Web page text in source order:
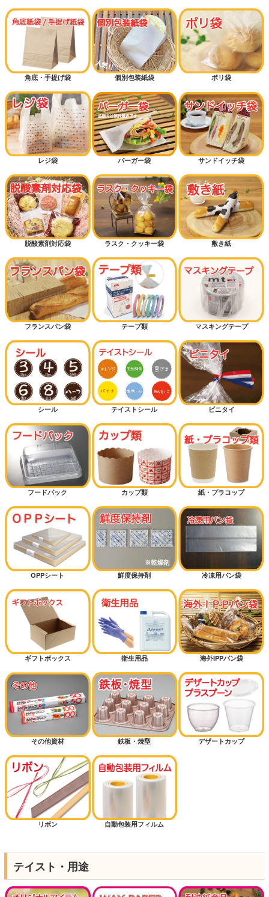
角底・手提げ袋 個別包装紙袋 ポリ袋
レジ袋 バーガー袋 サンドイッチ袋
脱酸素剤対応袋 ラスク・クッキー袋 敷き紙
フランスパン袋 テープ類 マスキングテープ
シール テイストシール ビニタイ
フードパック カップ類 紙・プラコップ
OPPシート 鮮度保持剤 冷凍用パン袋
ギフトボックス 衛生用品 海外IPPパン袋
その他資材 鉄板・焼型 デザートカップ
リボン 自動包装用フィルム
テイスト・用途